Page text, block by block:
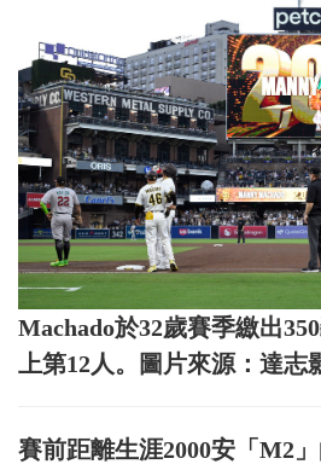
Machado於32歲賽季繳出
上第12人。圖片來源：達志
賽前距離生涯2000安「M2